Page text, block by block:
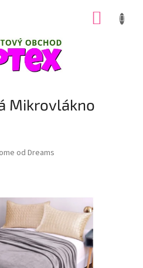
Mikrovlákno
od Dreams